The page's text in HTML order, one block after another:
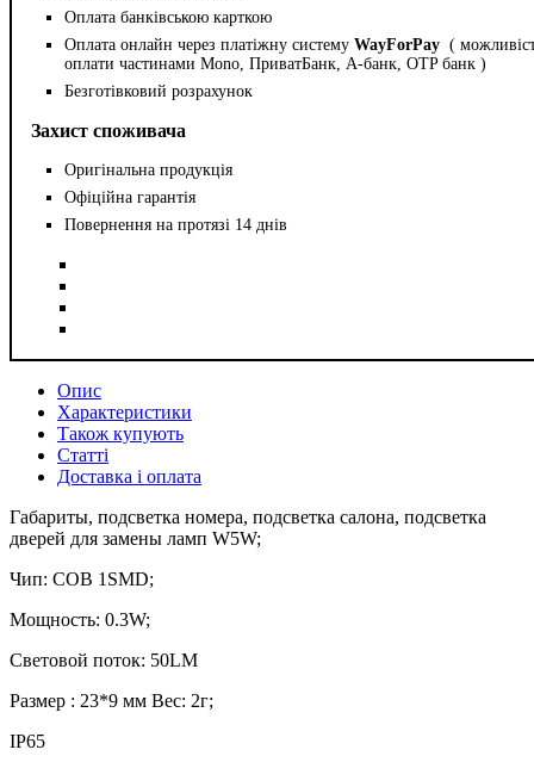
Оплата банківською карткою
Оплата онлайн через платіжну систему WayForPay (
оплати частинами Mono, ПриватБанк, А-банк, OTP банк )
Безготівковий розрахунок
Захист споживача
Оригінальна продукція
Офіційна гарантія
Повернення на протязі 14 днів
Опис
Характеристики
Також купують
Статті
Доставка і оплата
Габариты, подсветка номера, подсветка салона, подсветка
дверей для замены ламп W5W;
Чип: COB 1SMD;
Мощность: 0.3W;
Световой поток: 50LM
Размер : 23*9 мм Вес: 2г;
IP65